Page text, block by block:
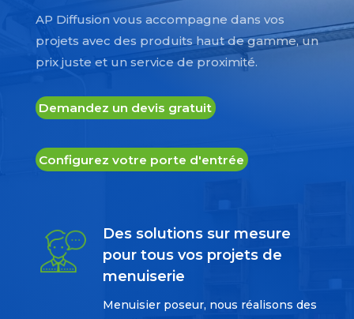
AP Diffusion vous accompagne dans vos
projets avec des produits haut de gamme, un
prix juste et un service de proximité.
Demandez un devis gratuit
Configurez votre porte d'entrée
Des solutions sur mesure
pour tous vos projets de
menuiserie
Menuisier poseur, nous réalisons des